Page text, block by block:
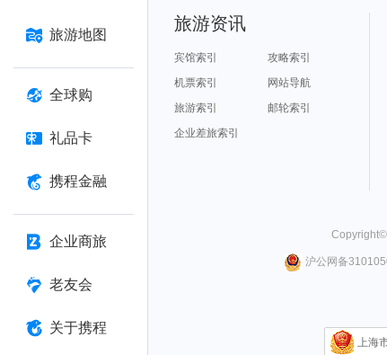
旅游地图
全球购
礼品卡
携程金融
企业商旅
老友会
关于携程
旅游资讯
宾馆索引
攻略索引
机票索引
网站导航
旅游索引
邮轮索引
企业差旅索引
Copyright©
沪公网备
上海